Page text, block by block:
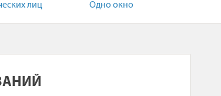
лиц Одно окно